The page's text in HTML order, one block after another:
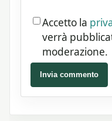
Accetto la
verrà
moderazione.
Invia commento